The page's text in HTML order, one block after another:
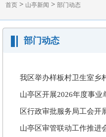
首页 > 山亭新闻 > 部门动态
部门动态
我区举办样板村卫生室乡
山亭区开展2026年度事
区行政审批服务局工会开
山亭区审管联动工作推进